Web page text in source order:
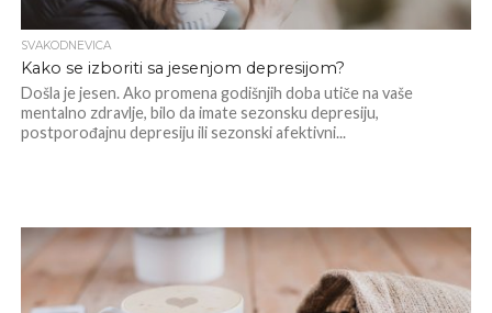
SVAKODNEVICA
Kako se izboriti sa jesenjom depresijom?
Došla je jesen. Ako promena godišnjih doba utiče na vaše
mentalno zdravlje, bilo da imate sezonsku depresiju,
postporođajnu depresiju ili sezonski afektivni...